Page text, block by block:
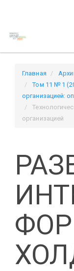
содержанию
навигация
Основное
содержание
Боковая
панель
Главная
Том 11 № 1
организацией:
организацией